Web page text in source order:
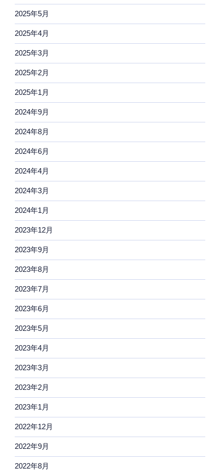
2025年5月
2025年4月
2025年3月
2025年2月
2025年1月
2024年9月
2024年8月
2024年6月
2024年4月
2024年3月
2024年1月
2023年12月
2023年9月
2023年8月
2023年7月
2023年6月
2023年5月
2023年4月
2023年3月
2023年2月
2023年1月
2022年12月
2022年9月
2022年8月